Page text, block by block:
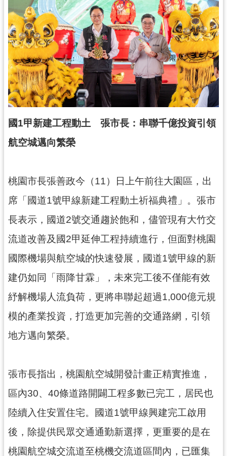
訊
錄
業
務
資
訊
訊
息
公
服
府
資
公
開
回
首
導
政
信
箱
國1甲新建工程動土 張市長：串聯千億投資引領
航空城邁向繁榮
桃園市長張善政今（11）日上午前往大園區，出
席「國道1號甲線新建工程動土祈福典禮」。張市
長表示，國道2號交通趨於飽和，儘管現有大竹交
流道改善及國2甲延伸工程持續進行，但面對桃園
國際機場與航空城的快速發展，國道1號甲線的新
建仍如同「雨降甘霖」，未來完工後不僅能有效
紓解機場人流負荷，更將串聯起超過1,000億元規
模的產業投資，打造更加完善的交通路網，引領
地方邁向繁榮。
張市長指出，桃園航空城開發計畫正精實推進，
區內30、40條道路開闢工程多數已完工，居民也
陸續入住安置住宅。國道1號甲線興建完工啟用
後，除提供民眾交通通勤新選擇，更重要的是在
桃園航空城交流道至桃機交流道區間內，已匯集